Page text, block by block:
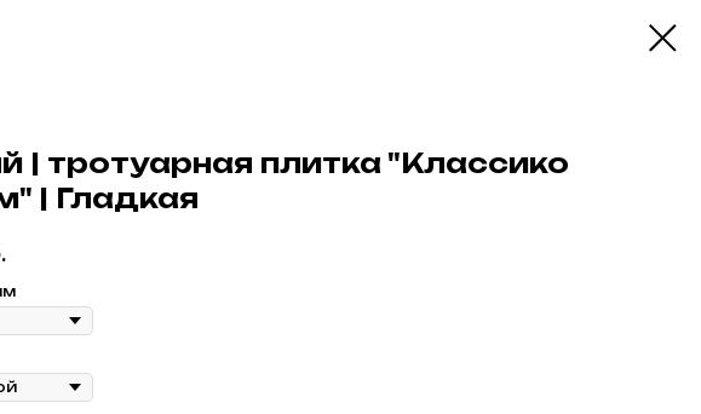
| тротуарная плитка "Классико
| Гладкая